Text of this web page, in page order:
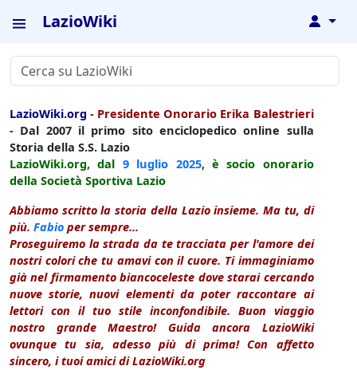
LazioWiki ↓
LazioWiki.org - Presidente Onorario Erika Balestrieri
- Dal 2007 il primo sito enciclopedico online sulla
Storia della S.S. Lazio
LazioWiki.org, dal 9 luglio 2025, è socio onorario
della Società Sportiva Lazio
Abbiamo scritto la storia della Lazio insieme. Ma tu, di
più. Fabio per sempre...
Proseguiremo la strada da te tracciata per l'amore dei
nostri colori che tu amavi con il cuore. Ti immaginiamo
già nel firmamento biancoceleste dove starai cercando
nuove storie, nuovi elementi da poter raccontare ai
lettori con il tuo stile inconfondibile. Buon viaggio
nostro grande Maestro! Guida ancora LazioWiki
ovunque tu sia, adesso più di prima! Con affetto
sincero, i tuoi amici di LazioWiki.org